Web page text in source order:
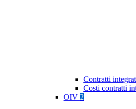
Contratti
Costi contratti
OIV 2